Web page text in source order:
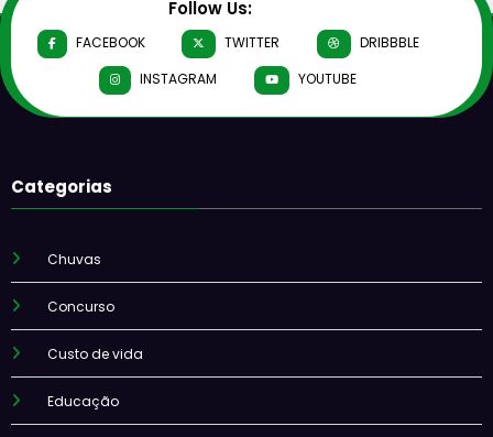
Follow Us:
FACEBOOK TWITTER
DRIBBBLE
INSTAGRAM
YOUTUBE
Categorias
Chuvas
Concurso
Custo de vida
Educação